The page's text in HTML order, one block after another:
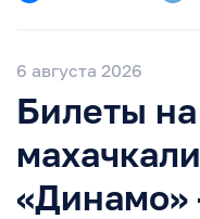
6 августа 2026
Билеты
«Динамо»